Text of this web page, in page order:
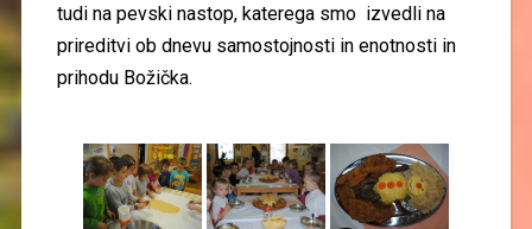
tudi na pevski nastop, katerega smo izvedli na
prireditvi ob dnevu samostojnosti in enotnosti in
prihodu Božička.